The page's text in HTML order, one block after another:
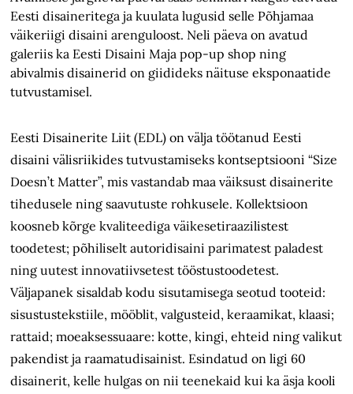
Eesti disaineritega ja kuulata lugusid selle Põhjamaa
väikeriigi disaini arenguloost. Neli päeva on avatud
galeriis ka Eesti Disaini Maja pop-up shop ning
abivalmis disainerid on giidideks näituse eksponaatide
tutvustamisel.
Eesti Disainerite Liit (EDL) on välja töötanud Eesti
disaini välisriikides tutvustamiseks kontseptsiooni “Size
Doesn’t Matter”, mis vastandab maa väiksust disainerite
tihedusele ning saavutuste rohkusele. Kollektsioon
koosneb kõrge kvaliteediga väikesetiraazilistest
toodetest; põhiliselt autoridisaini parimatest paladest
ning uutest innovatiivsetest tööstustoodetest.
Väljapanek sisaldab kodu sisutamisega seotud tooteid:
sisustustekstiile, mööblit, valgusteid, keraamikat, klaasi;
rattaid; moeaksessuaare: kotte, kingi, ehteid ning valikut
pakendist ja raamatudisainist. Esindatud on ligi 60
disainerit, kelle hulgas on nii teenekaid kui ka äsja kooli